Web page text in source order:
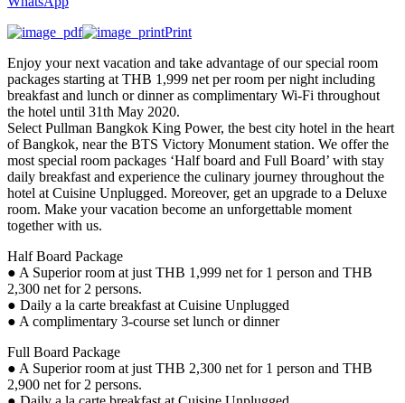
Print
Enjoy your next vacation and take advantage of our special room
packages starting at THB 1,999 net per room per night including
breakfast and lunch or dinner as complimentary Wi-Fi throughout
the hotel until 31th May 2020.
Select Pullman Bangkok King Power, the best city hotel in the heart
of Bangkok, near the BTS Victory Monument station. We offer the
most special room packages ‘Half board and Full Board’ with stay
daily breakfast and experience the culinary journey throughout the
hotel at Cuisine Unplugged. Moreover, get an upgrade to a Deluxe
room. Make your vacation become an unforgettable moment
together with us.
Half Board Package
● A Superior room at just THB 1,999 net for 1 person and THB
2,300 net for 2 persons.
● Daily a la carte breakfast at Cuisine Unplugged
● A complimentary 3-course set lunch or dinner
Full Board Package
● A Superior room at just THB 2,300 net for 1 person and THB
2,900 net for 2 persons.